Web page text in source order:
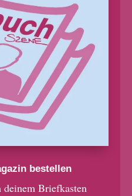
bestellen
Briefkasten